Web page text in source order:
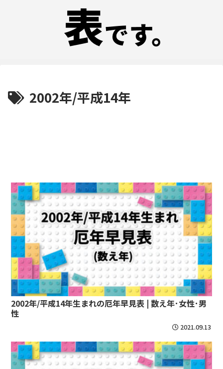
2002年/平成14年
2002年/平成14年生まれの厄年早見表 | 数え年･女性･男
性
2021.09.13